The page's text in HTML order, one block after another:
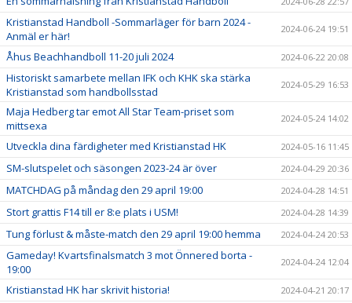
Kristianstad Handboll -Sommarläger för barn 2024 -
Anmäl er här!
2024-06-24 19:51
Åhus Beachhandboll 11-20 juli 2024 2024-06-22 20:08
Historiskt samarbete mellan IFK och KHK ska stärka
Kristianstad som handbollsstad
2024-05-29 16:53
Maja Hedberg tar emot All Star Team-priset som
mittsexa
2024-05-24 14:02
Utveckla dina färdigheter med Kristianstad HK 2024-05-16 11:45
SM-slutspelet och säsongen 2023-24 är över 2024-04-29 20:36
MATCHDAG på måndag den 29 april 19:00 2024-04-28 14:51
Stort grattis F14 till er 8:e plats i USM! 2024-04-28 14:39
Tung förlust & måste-match den 29 april 19:00 hemma 2024-04-24 20:53
Gameday! Kvartsfinalsmatch 3 mot Önnered borta -
19:00
2024-04-24 12:04
Kristianstad HK har skrivit historia! 2024-04-21 20:17